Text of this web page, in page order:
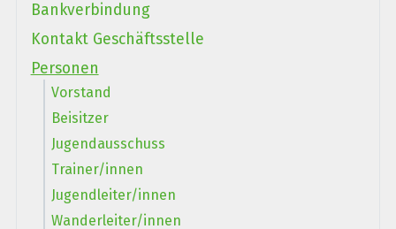
Bankverbindung
Kontakt Geschäftsstelle
Personen
Vorstand
Beisitzer
Jugendausschuss
Trainer/innen
Jugendleiter/innen
Wanderleiter/innen